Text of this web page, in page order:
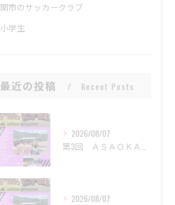
関市のサッカークラブ
小学生
最近の投稿 Recent Posts
2026/08/07
2026/08/07